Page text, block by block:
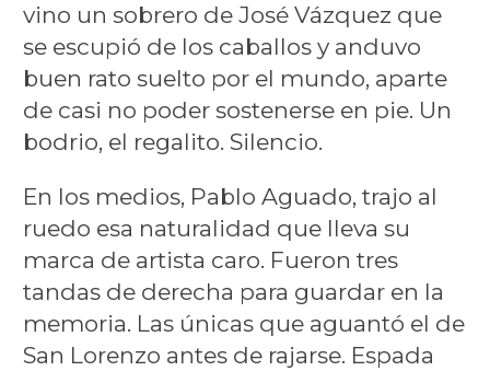
vino un sobrero de José Vázquez que
se escupió de los caballos y anduvo
buen rato suelto por el mundo, aparte
de casi no poder sostenerse en pie. Un
bodrio, el regalito. Silencio.
En los medios, Pablo Aguado, trajo al
ruedo esa naturalidad que lleva su
marca de artista caro. Fueron tres
tandas de derecha para guardar en la
memoria. Las únicas que aguantó el de
San Lorenzo antes de rajarse. Espada